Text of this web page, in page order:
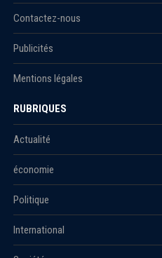
Contactez-nous
Publicités
Mentions légales
RUBRIQUES
Actualité
économie
Politique
International